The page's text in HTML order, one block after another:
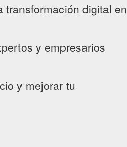
transformación digital en
y empresarios
y mejorar tu